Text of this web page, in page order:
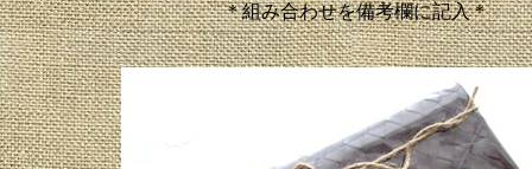
＊組み合わせを備考欄に記入＊